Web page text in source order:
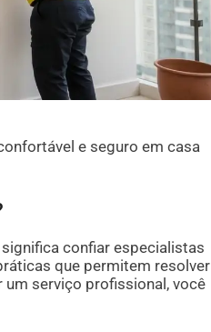
e seguro em casa
confiar especialistas
que permitem resolver
serviço profissional, você